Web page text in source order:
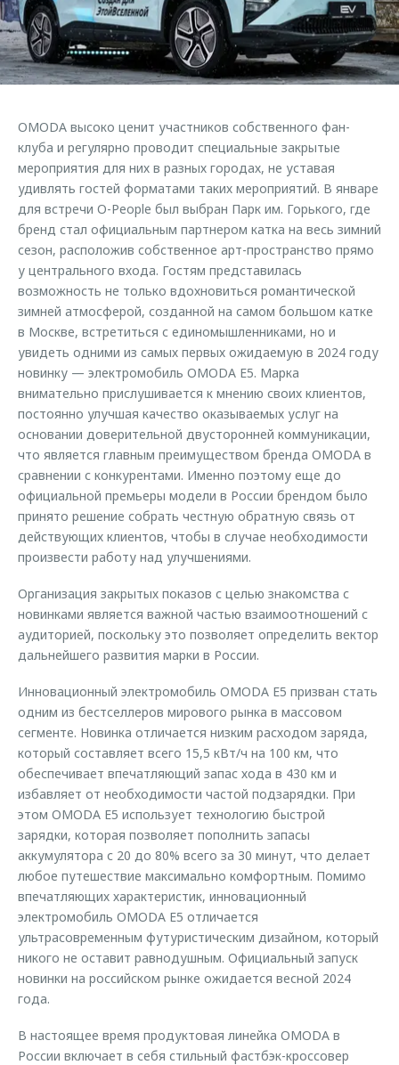
Страхование
Кредитный калькулятор
Аксессуары
Оригинальные аксессуары
Запчасти
Трейд-ин
Калькулятор трейд-ин
Руководства по эксплуатации
Клиентская поддержка
O&J Автоклуб
Приложение O&J
Аксессуары
Одежда и сувениры
Оригинальные аксессуары
Запчасти
Обратная связь
OMODA высоко ценит участников собственного фан-
клуба и регулярно проводит специальные закрытые
мероприятия для них в разных городах, не уставая
удивлять гостей форматами таких мероприятий. В январе
для встречи O-People был выбран Парк им. Горького, где
бренд стал официальным партнером катка на весь зимний
сезон, расположив собственное арт-пространство прямо
у центрального входа. Гостям представилась
возможность не только вдохновиться романтической
зимней атмосферой, созданной на самом большом катке
в Москве, встретиться с единомышленниками, но и
увидеть одними из самых первых ожидаемую в 2024 году
новинку — электромобиль OMODA E5. Марка
внимательно прислушивается к мнению своих клиентов,
постоянно улучшая качество оказываемых услуг на
основании доверительной двусторонней коммуникации,
что является главным преимуществом бренда OMODA в
сравнении с конкурентами. Именно поэтому еще до
официальной премьеры модели в России брендом было
принято решение собрать честную обратную связь от
действующих клиентов, чтобы в случае необходимости
произвести работу над улучшениями.
Организация закрытых показов с целью знакомства с
новинками является важной частью взаимоотношений с
аудиторией, поскольку это позволяет определить вектор
дальнейшего развития марки в России.
Инновационный электромобиль OMODA E5 призван стать
одним из бестселлеров мирового рынка в массовом
сегменте. Новинка отличается низким расходом заряда,
который составляет всего 15,5 кВт/ч на 100 км, что
обеспечивает впечатляющий запас хода в 430 км и
избавляет от необходимости частой подзарядки. При
этом OMODA E5 использует технологию быстрой
зарядки, которая позволяет пополнить запасы
аккумулятора с 20 до 80% всего за 30 минут, что делает
любое путешествие максимально комфортным. Помимо
впечатляющих характеристик, инновационный
электромобиль OMODA E5 отличается
ультрасовременным футуристическим дизайном, который
никого не оставит равнодушным. Официальный запуск
новинки на российском рынке ожидается весной 2024
года.
В настоящее время продуктовая линейка OMODA в
России включает в себя стильный фастбэк-кроссовер